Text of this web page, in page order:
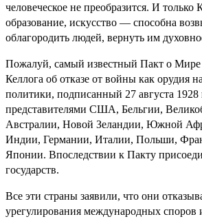
человеческое не преобразится. И только
образование, искусство — способна
облагородить людей, вернуть им
Пожалуй, самый известный Пакт о
Келлога об отказе от войны как орудия
политики, подписанный 27 августа
представителями США, Бельгии,
Австралии, Новой Зеландии, Южной
Индии, Германии, Италии, Польши,
Японии. Впоследствии к Пакту
государств.
Все эти страны заявили, что они
урегулирования международных споров